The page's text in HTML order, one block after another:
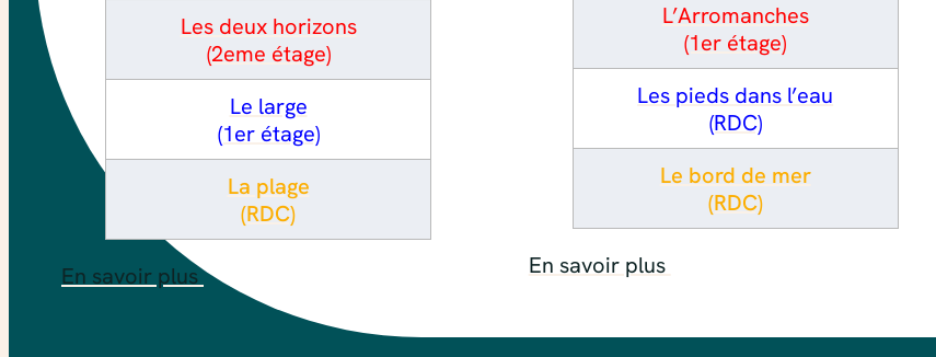
Les deux horizons
(2eme étage)
Le large
(1er étage)
La plage
(RDC)
En savoir plus
L’Arromanches
(1er étage)
Les pieds dans l’eau
(RDC)
Le bord de mer
(RDC)
En savoir plus